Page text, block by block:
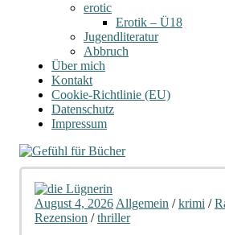
erotic
Erotik – Ü18
Jugendliteratur
Abbruch
Über mich
Kontakt
Cookie-Richtlinie (EU)
Datenschutz
Impressum
August 4, 2026 Allgemein /krimi /
Rezension /thriller